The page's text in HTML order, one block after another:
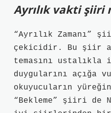
Ayrılık vakti şiiri
“Ayrılık Zamanı”
çekicidir. Bu şiir
temasını
duygularını açığa
okuyucuların
“Bekleme” şiiri de